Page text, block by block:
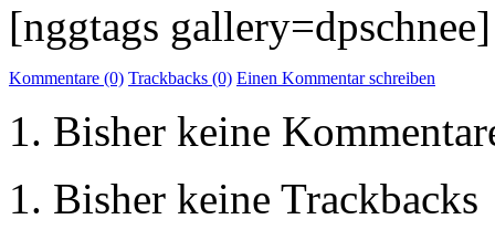
[nggtags gallery=dpschnee]
Kommentare (0) Trackbacks (0) Einen Kommentar schreiben
Bisher keine
Bisher keine Trackbacks